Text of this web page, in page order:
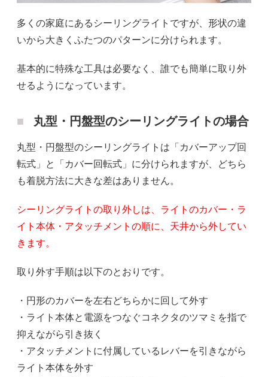
多くの家庭にあるシーリングライトですが、形状の違
いから大きくふたつのパターンに分けられます。
基本的に特殊な工具は必要なく、誰でも簡単に取り外
せるようになっています。
丸型・円盤型のシーリングライトの場合
丸型・円盤型のシーリングライトは「カバーアップ回
転式」と「カバー回転式」に分けられますが、どちら
も着脱方法に大きな差はありません。
シーリングライトの取り外しは、ライトのカバー・ラ
イト本体・アタッチメントの順に、天井から外してい
きます。
取り外す手順は以下のとおりです。
・円形のカバーを左右どちらかに回して外す
・ライト本体と電源をつなぐコネクタのツマミを指で
抑えながら引き抜く
・アタッチメントに付属しているレバーを引きながら
ライト本体を外す